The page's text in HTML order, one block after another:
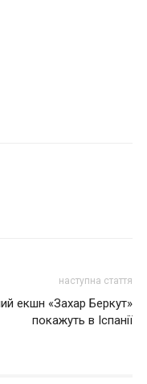
наступна стаття
екшн «Захар Беркут»
покажуть в Іспанії